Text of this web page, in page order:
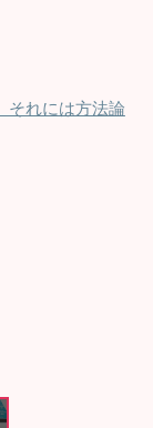
それには方法論